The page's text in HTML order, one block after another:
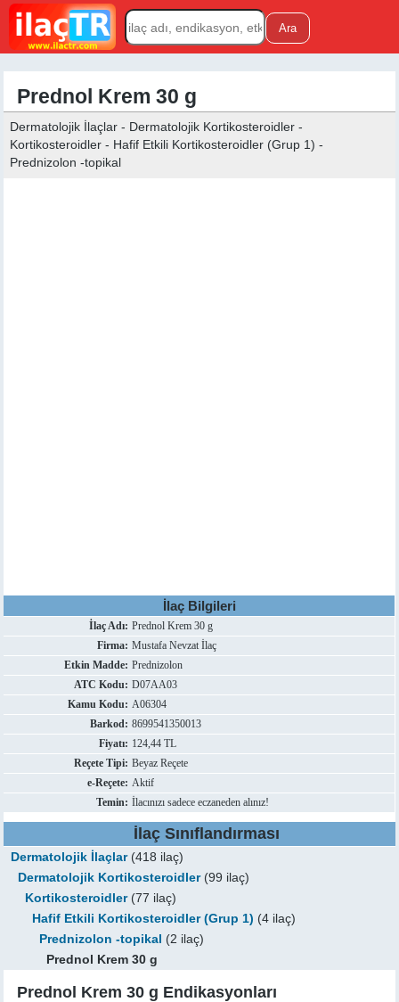
Prednol Krem 30 g
Dermatolojik İlaçlar - Dermatolojik Kortikosteroidler -
Kortikosteroidler - Hafif Etkili Kortikosteroidler (Grup 1) -
Prednizolon -topikal
İlaç Bilgileri
İlaç Adı: Prednol Krem 30 g
Firma: Mustafa Nevzat İlaç
Etkin Madde: Prednizolon
ATC Kodu: D07AA03
Kamu Kodu: A06304
Barkod: 8699541350013
Fiyatı: 124,44 TL
Reçete Tipi: Beyaz Reçete
e-Reçete: Aktif
Temin: İlacınızı sadece eczaneden alınız!
İlaç Sınıflandırması
Dermatolojik İlaçlar(418 ilaç)
Dermatolojik Kortikosteroidler(99 ilaç)
Kortikosteroidler(77 ilaç)
Hafif Etkili Kortikosteroidler (Grup 1) (4 ilaç)
Prednizolon -topikal (2 ilaç)
Prednol Krem 30 g
Prednol Krem 30 g Endikasyonları